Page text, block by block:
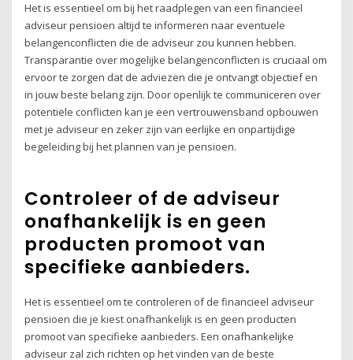
Het is essentieel om bij het raadplegen van een financieel
adviseur pensioen altijd te informeren naar eventuele
belangenconflicten die de adviseur zou kunnen hebben.
Transparantie over mogelijke belangenconflicten is cruciaal om
ervoor te zorgen dat de adviezen die je ontvangt objectief en
in jouw beste belang zijn. Door openlijk te communiceren over
potentiële conflicten kan je een vertrouwensband opbouwen
met je adviseur en zeker zijn van eerlijke en onpartijdige
begeleiding bij het plannen van je pensioen.
Controleer of de adviseur
onafhankelijk is en geen
producten promoot van
specifieke aanbieders.
Het is essentieel om te controleren of de financieel adviseur
pensioen die je kiest onafhankelijk is en geen producten
promoot van specifieke aanbieders. Een onafhankelijke
adviseur zal zich richten op het vinden van de beste